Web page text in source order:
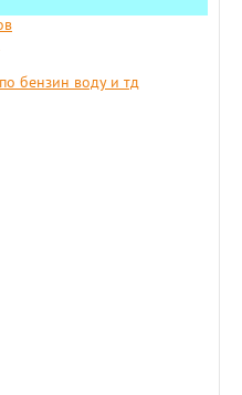
бензин воду и тд